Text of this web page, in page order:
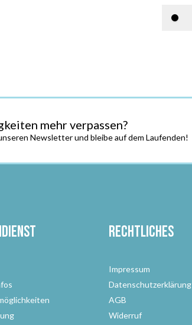
mehr verpassen?
Newsletter und bleibe auf dem Laufenden!
Rechtliches
Impressum
Datenschutzerklärung
AGB
Widerruf